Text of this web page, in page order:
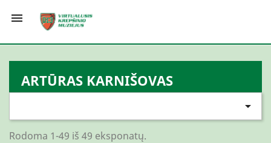

ARTŪRAS KARNIŠOVAS

Rodoma 1-49 iš 49 eksponatų.